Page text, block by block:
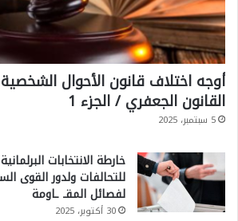
ا
ع
د
ا
ا
ش
ت
أوجه اختلاف قانون الأحوال
القانون الجعفري / الجزء 1
5 سبتمبر، 2025
للتحالفات ولدور القوى
لفصائل المقـ ـاومة
30 أكتوبر، 2025